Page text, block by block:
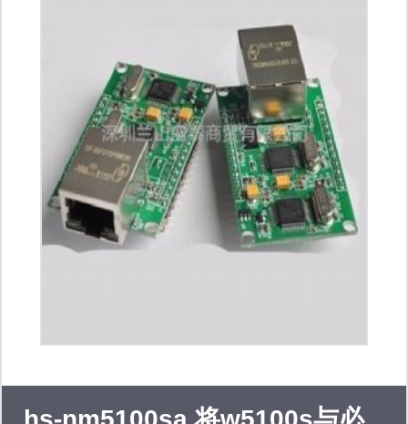
涉及通信产品、汽车电子、平衡车、智
能安防产品、工控仪表产品、光电产
品、医疗保健产品军工宇航级产品等。
提供全方位的ic 电子元器件产品 嵌入
式微处理器系统、开发工具、dsp信号
储器、闪速存储器、红外线传讯发射接